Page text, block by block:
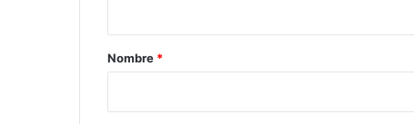
rNombre *